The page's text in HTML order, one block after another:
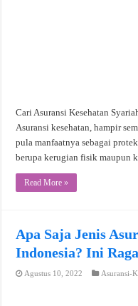
Cari Asuransi Kesehatan
Asuransi kesehatan, hampir
pula manfaatnya sebagai
berupa kerugian fisik maupun
Read More »
Apa Saja Jenis
Indonesia? Ini
Agustus 10, 2022 Asuransi-